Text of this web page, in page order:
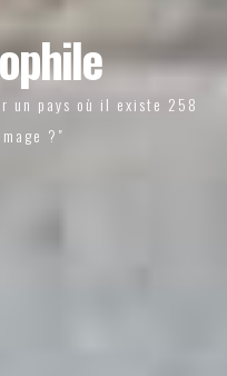
un pays où il existe 258
?"